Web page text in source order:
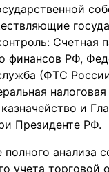
Счетная
финансов РФ,
(ФТС
и
Президенте РФ.
полного анализа
учета торговой